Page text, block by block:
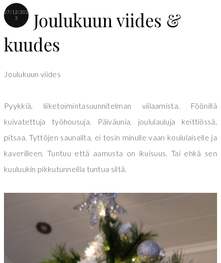
07/12/202
3
Joulukuun viides &
kuudes
Joulukuun viides
Pyykkiä, liiketoimintasuunnitelman viilaamista. Föönillä
kuivatettuja työhousuja. Päiväunia, joululauluja keittiössä,
pitsaa. Tyttöjen saunailta, ei tosin minulle vaan koululaiselle ja
kaverilleen. Tuntuu että aamusta on ikuisuus. Tai ehkä sen
kuuluukin pikkutunneilla tuntua siltä.